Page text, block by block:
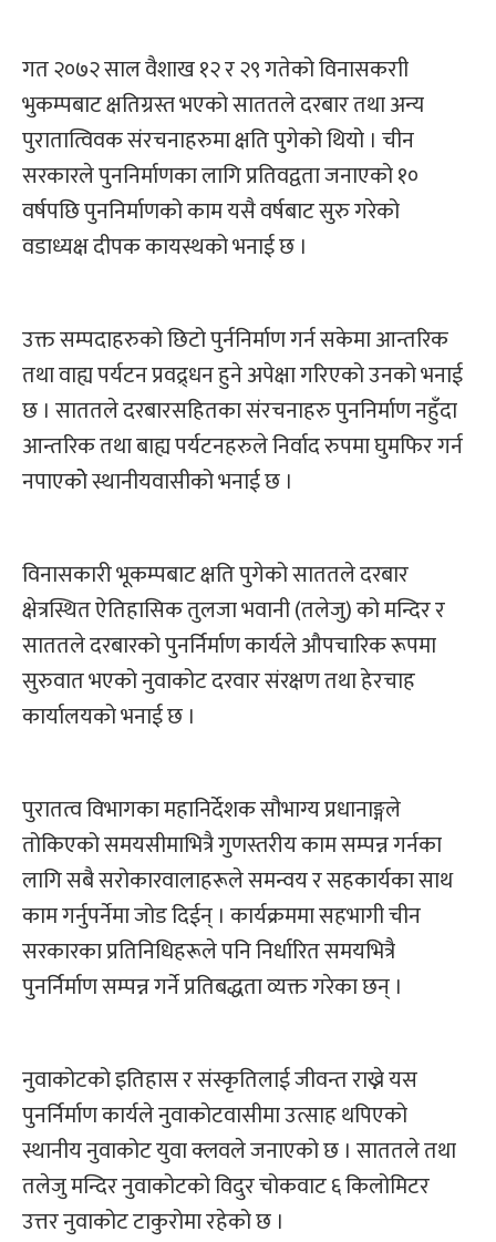
गत २०७२ साल वैशाख १२ र २९ गतेको विनासकराी
भुकम्पबाट क्षतिग्रस्त भएको साततले दरबार तथा अन्य
पुरातात्विवक संरचनाहरुमा क्षति पुगेको थियो । चीन
सरकारले पुननिर्माणका लागि प्रतिवद्वता जनाएको १०
वर्षपछि पुननिर्माणको काम यसै वर्षबाट सुरु गरेको
वडाध्यक्ष दीपक कायस्थको भनाई छ ।
उक्त सम्पदाहरुको छिटो पुर्ननिर्माण गर्न सकेमा आन्तरिक
तथा वाह्य पर्यटन प्रवद्र्धन हुने अपेक्षा गरिएको उनको भनाई
छ । साततले दरबारसहितका संरचनाहरु पुननिर्माण नहुँदा
आन्तरिक तथा बाह्य पर्यटनहरुले निर्वाद रुपमा घुमफिर गर्न
नपाएकोे स्थानीयवासीको भनाई छ ।
विनासकारी भूकम्पबाट क्षति पुगेको साततले दरबार
क्षेत्रस्थित ऐतिहासिक तुलजा भवानी (तलेजु) को मन्दिर र
साततले दरबारको पुनर्निर्माण कार्यले औपचारिक रूपमा
सुरुवात भएको नुवाकोट दरवार संरक्षण तथा हेरचाह
कार्यालयको भनाई छ ।
पुरातत्व विभागका महानिर्देशक सौभाग्य प्रधानाङ्गले
तोकिएको समयसीमाभित्रै गुणस्तरीय काम सम्पन्न गर्नका
लागि सबै सरोकारवालाहरूले समन्वय र सहकार्यका साथ
काम गर्नुपर्नेमा जोड दिईन् । कार्यक्रममा सहभागी चीन
सरकारका प्रतिनिधिहरूले पनि निर्धारित समयभित्रै
पुनर्निर्माण सम्पन्न गर्ने प्रतिबद्धता व्यक्त गरेका छन् ।
नुवाकोटको इतिहास र संस्कृतिलाई जीवन्त राख्ने यस
पुनर्निर्माण कार्यले नुवाकोटवासीमा उत्साह थपिएको
स्थानीय नुवाकोट युवा क्लवले जनाएको छ । साततले तथा
तलेजु मन्दिर नुवाकोटको विदुर चोकवाट ६ किलोमिटर
उत्तर नुवाकोट टाकुरोमा रहेको छ ।